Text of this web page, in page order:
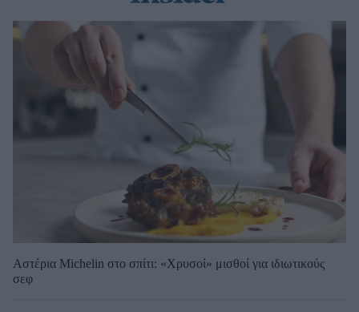
Αστέρια Michelin στο σπίτι: «Χρυσοί» μισθοί για ιδιωτικούς
σεφ